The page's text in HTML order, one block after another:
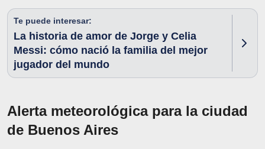
Te puede interesar:
La historia de amor de Jorge y Celia
Messi: cómo nació la familia del mejor
jugador del mundo
Alerta meteorológica para la ciudad
de Buenos Aires